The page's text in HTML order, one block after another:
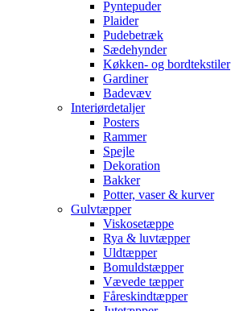
Pyntepuder
Plaider
Pudebetræk
Sædehynder
Køkken- og bordtekstiler
Gardiner
Badevæv
Interiørdetaljer
Posters
Rammer
Spejle
Dekoration
Bakker
Potter, vaser & kurver
Gulvtæpper
Viskosetæppe
Rya & luvtæpper
Uldtæpper
Bomuldstæpper
Vævede tæpper
Fåreskindtæpper